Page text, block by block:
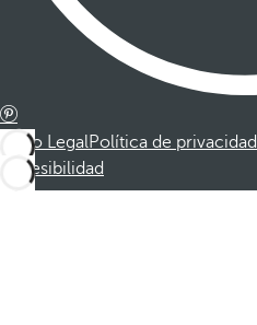
Aviso LegalPolítica de privacidad
Accesibilidad